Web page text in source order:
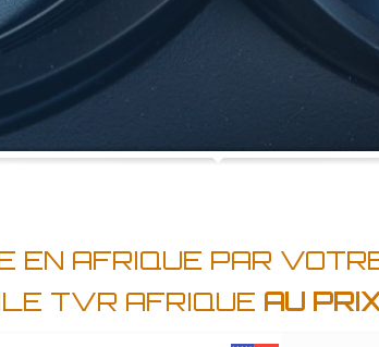
EN AFRIQUE PAR
TVR AFRIQUE AU